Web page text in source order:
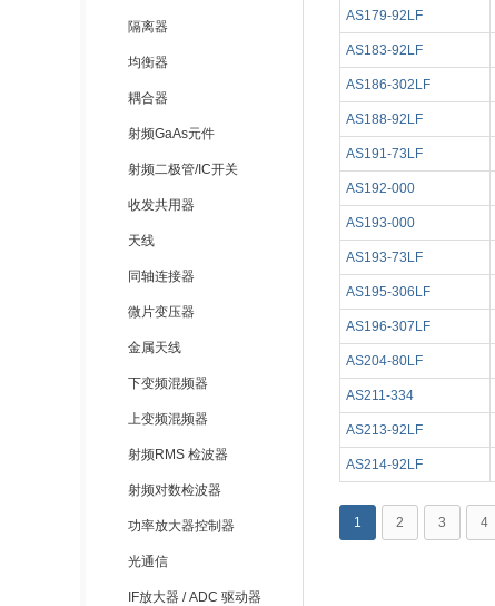
AS179-92LF
AS183-92LF
AS186-302LF
AS188-92LF
AS191-73LF
AS192-000
AS193-000
AS193-73LF
AS195-306LF
AS196-307LF
AS204-80LF
AS211-334
AS213-92LF
AS214-92LF
1 2 3 4
隔离器
均衡器
耦合器
射频GaAs元件
射频二极管/IC开关
收发共用器
天线
同轴连接器
微片变压器
金属天线
下变频混频器
上变频混频器
射频RMS 检波器
射频对数检波器
功率放大器控制器
光通信
IF放大器 / ADC 驱动器